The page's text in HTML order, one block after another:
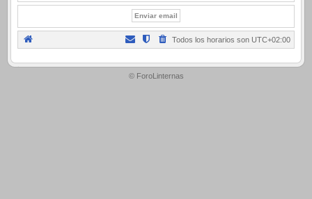
Todos los horarios son UTC+02:00
.
© ForoLinternas